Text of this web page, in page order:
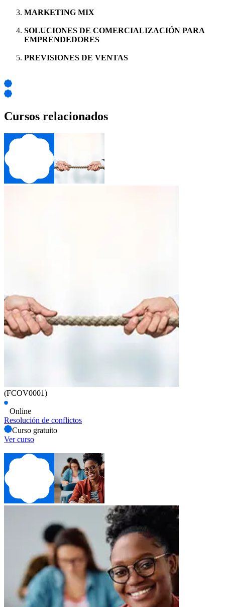
MARKETING MIX
SOLUCIONES DE COMERCIALIZACIÓN PARA
EMPRENDEDORES
PREVISIONES DE VENTAS
Cursos relacionados
(FCOV0001)
Online
Resolución de conflictos
Curso gratuito
Ver curso